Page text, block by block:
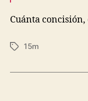
Cuánta
Etiquetas
15m